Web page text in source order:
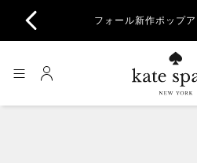
フォール新作ポップ